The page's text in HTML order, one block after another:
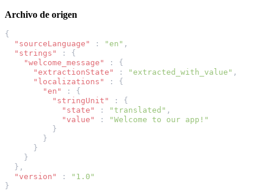
Archivo de origen
{
"sourceLanguage"
: "en" ,
"strings"
:
{
"welcome_message"
:
{
"extractionState"
: "extracted_with_value" ,
"localizations"
:
{
"en"
:
{
"stringUnit"
:
{
"state"
: "translated" ,
"value"
:
"Welcome to our app!"
}
}
}
}
},
"version"
:
"1.0"
}